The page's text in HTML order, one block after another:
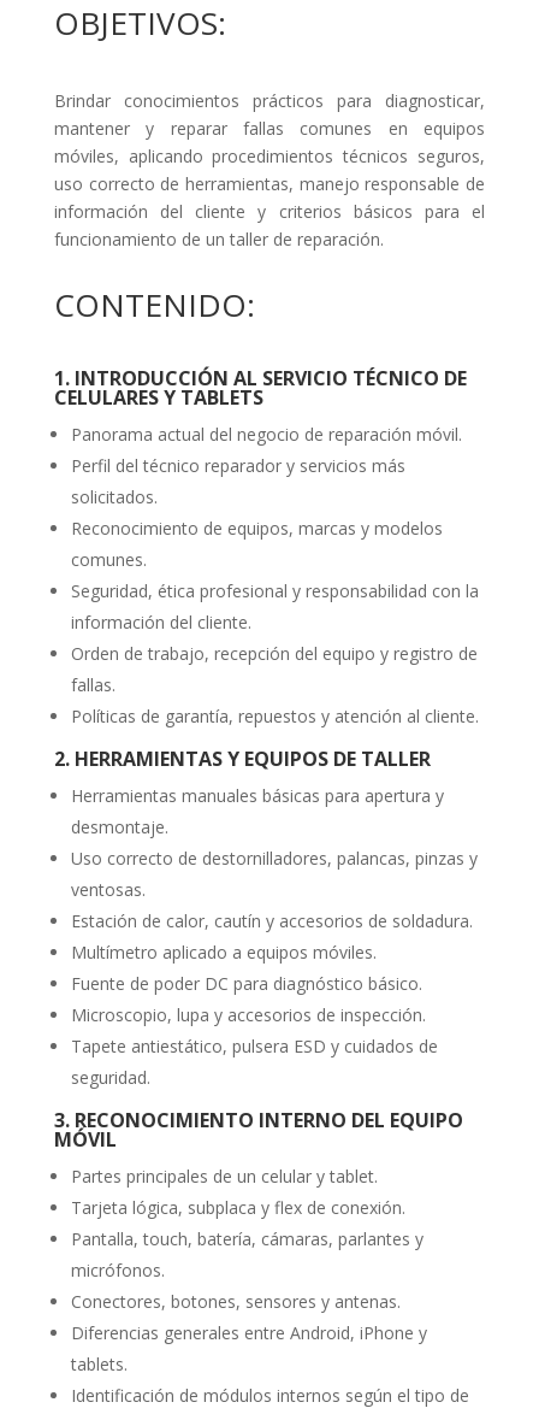
OBJETIVOS:
Brindar conocimientos prácticos para diagnosticar,
mantener y reparar fallas comunes en equipos
móviles, aplicando procedimientos técnicos seguros,
uso correcto de herramientas, manejo responsable de
información del cliente y criterios básicos para el
funcionamiento de un taller de reparación.
CONTENIDO:
1. INTRODUCCIÓN AL SERVICIO TÉCNICO DE
CELULARES Y TABLETS
Panorama actual del negocio de reparación móvil.
Perfil del técnico reparador y servicios más
solicitados.
Reconocimiento de equipos, marcas y modelos
comunes.
Seguridad, ética profesional y responsabilidad con la
información del cliente.
Orden de trabajo, recepción del equipo y registro de
fallas.
Políticas de garantía, repuestos y atención al cliente.
2. HERRAMIENTAS Y EQUIPOS DE TALLER
Herramientas manuales básicas para apertura y
desmontaje.
Uso correcto de destornilladores, palancas, pinzas y
ventosas.
Estación de calor, cautín y accesorios de soldadura.
Multímetro aplicado a equipos móviles.
Fuente de poder DC para diagnóstico básico.
Microscopio, lupa y accesorios de inspección.
Tapete antiestático, pulsera ESD y cuidados de
seguridad.
3. RECONOCIMIENTO INTERNO DEL EQUIPO
MÓVIL
Partes principales de un celular y tablet.
Tarjeta lógica, subplaca y flex de conexión.
Pantalla, touch, batería, cámaras, parlantes y
micrófonos.
Conectores, botones, sensores y antenas.
Diferencias generales entre Android, iPhone y
tablets.
Identificación de módulos internos según el tipo de